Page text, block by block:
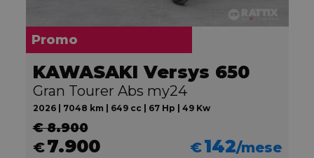
Promo
KAWASAKI Versys 650
Gran Tourer Abs my24
2026 | 7048 km | 649 cc | 67 Hp | 49 Kw
€ 8.900
€7.900 €142/mese